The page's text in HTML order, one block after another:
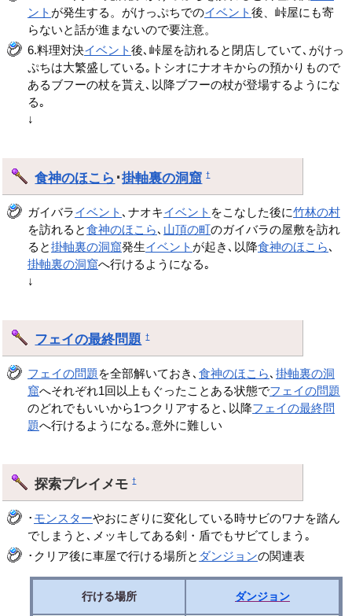
ント が発生する。がけっぷちでのイベント後、峠屋にも寄
らないと話が進まないので要注意。
6.料理対決イベント後､峠屋を訪れると閉店していて､がけっ
ぷちは大繁盛している｡トシオにナオキからの預かりもので
あるブフーの杖を貰え､以降ブフーの杖が登場するようにな
る｡
↓
食神のほこら ･掛軸裏の洞窟 †
ガイバライベント ､ナオキイベント をこなした後に竹林の村
を訪れると食神のほこら､ 山頂の町のガイバラの屋敷を訪れ
ると掛軸裏の洞窟発生イベント が起き､以降食神のほこら､
掛軸裏の洞窟へ行けるようになる｡
↓
フェイの最終問題 †
フェイの問題 を全部解いておき､食神のほこら､掛軸裏の洞
窟へそれぞれ1回以上もぐったことある状態でフェイの問題
のどれでもいいから1つクリアすると､以降フェイの最終問
題へ行けるようになる｡意外に難しい
探索プレイメモ†
･ モンスターやおにぎりに変化している時サビのワナを踏ん
でしまうと､メッキしてある剣・盾でもサビてしまう｡
･クリア後に車屋で行ける場所と ダンジョンの関連表
行ける場所 ダンジョン